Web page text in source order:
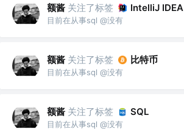
额酱 关注了标签 IntelliJ IDEA
目前在从事sql @没有
额酱 关注了标签 比特币
目前在从事sql @没有
额酱 关注了标签 SQL
目前在从事sql @没有